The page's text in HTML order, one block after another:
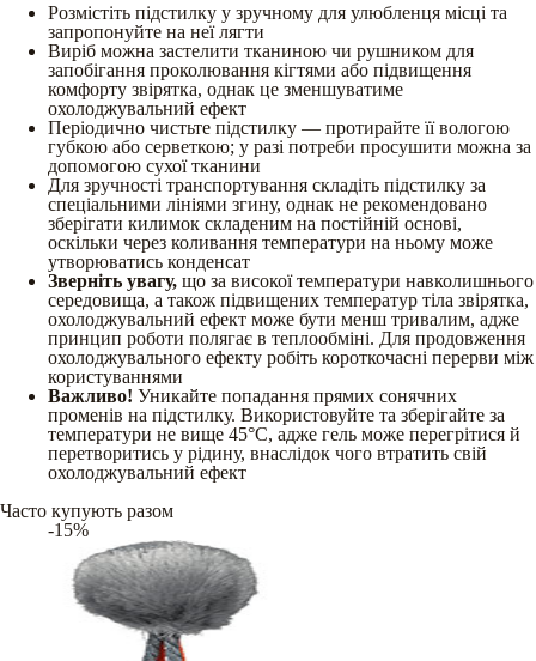
Розмістіть підстилку у зручному для улюбленця місці та
запропонуйте на неї лягти
Виріб можна застелити тканиною чи рушником для
запобігання проколювання кігтями або підвищення
комфорту звірятка, однак це зменшуватиме
охолоджувальний ефект
Періодично чистьте підстилку — протирайте її вологою
губкою або серветкою; у разі потреби просушити можна за
допомогою сухої тканини
Для зручності транспортування складіть підстилку за
спеціальними лініями згину, однак не рекомендовано
зберігати килимок складеним на постійній основі,
оскільки через коливання температури на ньому може
утворюватись конденсат
Зверніть увагу, що за високої температури навколишнього
середовища, а також підвищених температур тіла звірятка,
охолоджувальний ефект може бути менш тривалим, адже
принцип роботи полягає в теплообміні. Для продовження
охолоджувального ефекту робіть короткочасні перерви між
користуваннями
Важливо! Уникайте попадання прямих сонячних
променів на підстилку. Використовуйте та зберігайте за
температури не вище 45°C, адже гель може перегрітися й
перетворитись у рідину, внаслідок чого втратить свій
охолоджувальний ефект
Часто купують разом
-15%